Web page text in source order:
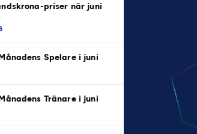
priser när juni
Spelare i juni
Tränare i juni